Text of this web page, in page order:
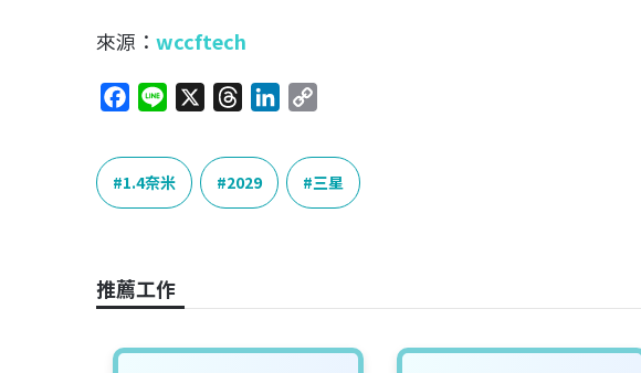
來源： wccftech
c
e
b
k
n
e
r
e
a
k
p
y
L
1.4奈米 2029 三星
推薦工作